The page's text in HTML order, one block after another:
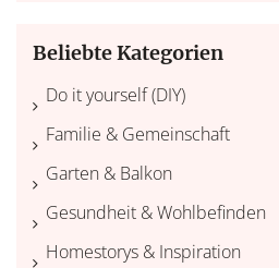
Beliebte Kategorien
Do it yourself (DIY)
Familie & Gemeinschaft
Garten & Balkon
Gesundheit & Wohlbefinden
Homestorys & Inspiration